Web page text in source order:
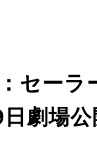
セーラ
劇場